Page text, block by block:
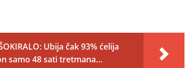
ŠOKIRALO: Ubija čak 93% ćelija
samo 48 sati tretmana…